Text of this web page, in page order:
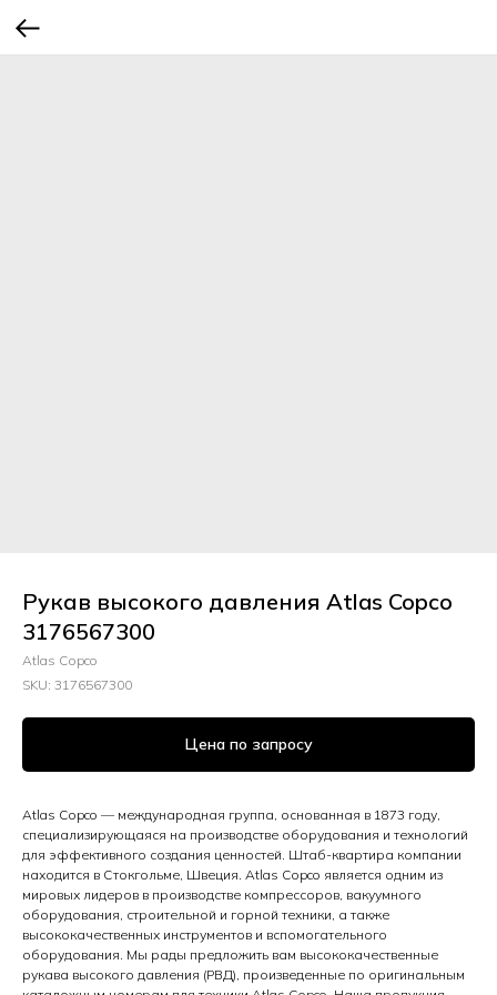
Рукав высокого давления Atlas Copco
3176567300
Atlas Copco
SKU: 3176567300
Цена по запросу
Atlas Copco — международная группа, основанная в 1873 году,
специализирующаяся на производстве оборудования и технологий
для эффективного создания ценностей. Штаб-квартира компании
находится в Стокгольме, Швеция. Atlas Copco является одним из
мировых лидеров в производстве компрессоров, вакуумного
оборудования, строительной и горной техники, а также
высококачественных инструментов и вспомогательного
оборудования. Мы рады предложить вам высококачественные
рукава высокого давления (РВД), произведенные по оригинальным